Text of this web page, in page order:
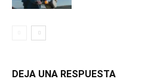
DEJA UNA RESPUESTA